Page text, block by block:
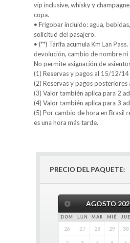
vip inclusive, whisky y
copa.
• Frigobar incluido: agua,
solicitud del pasajero.
• (**) Tarifa acumula Km Lan
devolución, cambio de nombre ni
No permite asignación de
(1) Reservas y pagos al 15/12/14
(2) Reservas y pagos posteriores
(3) Valor también aplica para 2
(4) Valor también aplica para 3
(5) Por cambio de hora en Brasil
es una hora más tarde.
PRECIO DEL PAQUETE:
AGOSTO
DOM LUN MAR MIÉ JUE
26 27 28 29 30